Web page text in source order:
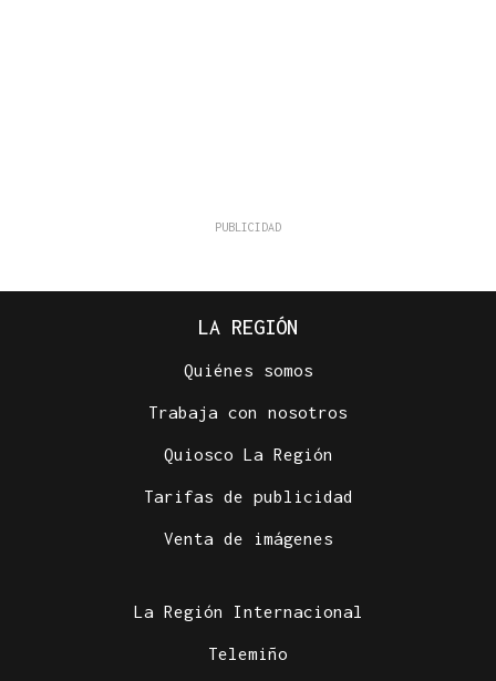
LA REGIÓN
Quiénes somos
Trabaja con nosotros
Quiosco La Región
Tarifas de publicidad
Venta de imágenes
La Región Internacional
Telemiño